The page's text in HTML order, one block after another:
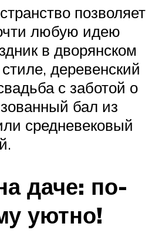
позволяет
любую идею
в дворянском
деревенский
с заботой о
бал из
средневековый
даче: по-
уютно!